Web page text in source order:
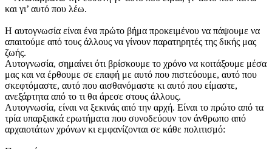
και γι’ αυτό που λέω.
Η αυτογνωσία είναι ένα πρώτο βήμα προκειμένου να πάψουμε να
απαιτούμε από τους άλλους να γίνουν παρατηρητές της δικής μας
ζωής.
Αυτογνωσία, σημαίνει ότι βρίσκουμε το χρόνο να κοιτάξουμε μέσα
μας και να έρθουμε σε επαφή με αυτό που πιστεύουμε, αυτό που
σκεφτόμαστε, αυτό που αισθανόμαστε κι αυτό που είμαστε,
ανεξάρτητα από το τι θα άρεσε στους άλλους.
Αυτογνωσία, είναι να ξεκινάς από την αρχή. Είναι το πρώτο από τα
τρία υπαρξιακά ερωτήματα που συνοδεύουν τον άνθρωπο από
αρχαιοτάτων χρόνων κι εμφανίζονται σε κάθε πολιτισμό: